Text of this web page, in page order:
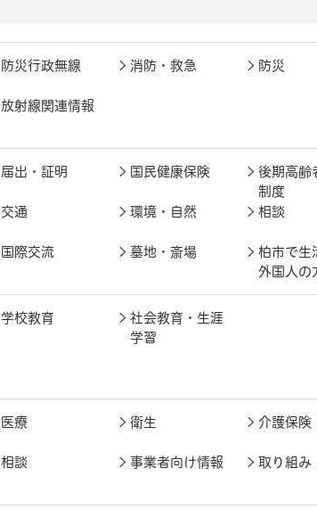
防災行政無線 消防・救急 防災
放射線関連情報
届出・証明 国民健康保険
後期高齢
制度
交通 環境・自然 相談
国際交流 墓地・斎場
柏市で生
外国人の
学校教育
社会教育・生涯
学習
医療 衛生 介護保険
相談 事業者向け情報 取り組み